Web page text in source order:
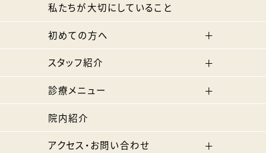
私たちが大切にしていること
初めての方へ
スタッフ紹介
診療メニュー
院内紹介
アクセス・お問い合わせ